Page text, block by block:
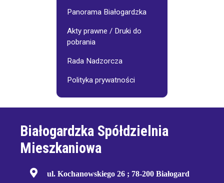
Panorama Białogardzka
Akty prawne / Druki do
pobrania
Rada Nadzorcza
Polityka prywatności
Białogardzka Spółdzielnia
Mieszkaniowa
ul. Kochanowskiego 26 ; 78-200 Białogard